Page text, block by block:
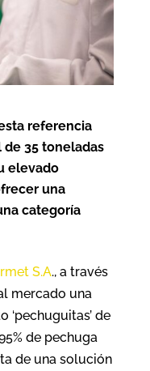
referencia
35 toneladas
elevado
una
categoría
S.A., a través
mercado una
‘pechuguitas’ de
de pechuga
de una solución